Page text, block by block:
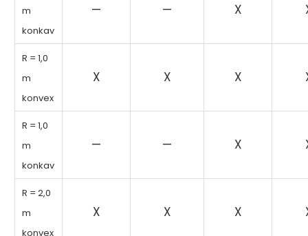
m
konkav
— — X
R = 1,0
m
konvex
X X X
R = 1,0
m
konkav
— — X
R = 2,0
m
konvex
X X X